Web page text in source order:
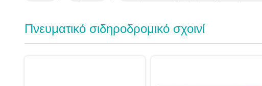
Πνευματικό σιδηροδρομικό σχοινί